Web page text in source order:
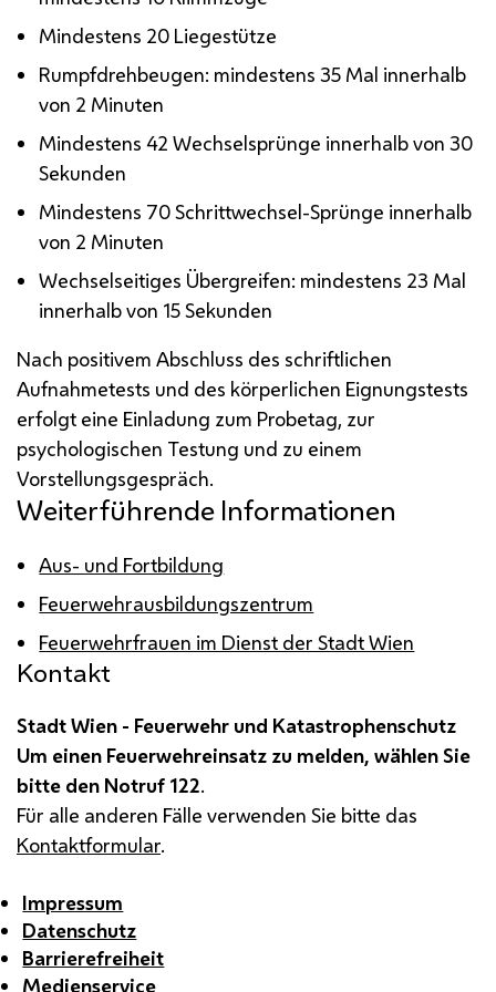
Mindestens 20 Liegestütze
Rumpfdrehbeugen: mindestens 35 Mal innerhalb
von 2 Minuten
Mindestens 42 Wechselsprünge innerhalb von 30
Sekunden
Mindestens 70 Schrittwechsel-Sprünge innerhalb
von 2 Minuten
Wechselseitiges Übergreifen: mindestens 23 Mal
innerhalb von 15 Sekunden
Nach positivem Abschluss des schriftlichen
Aufnahmetests und des körperlichen Eignungstests
erfolgt eine Einladung zum Probetag, zur
psychologischen Testung und zu einem
Vorstellungsgespräch.
Weiterführende Informationen
Aus- und Fortbildung
Feuerwehrausbildungszentrum
Feuerwehrfrauen im Dienst der Stadt Wien
Kontakt
Stadt Wien - Feuerwehr und Katastrophenschutz
Um einen Feuerwehreinsatz zu melden, wählen Sie
bitte den Notruf 122.
Für alle anderen Fälle verwenden Sie bitte das
Kontaktformular.
Impressum
Datenschutz
Barrierefreiheit
Medienservice